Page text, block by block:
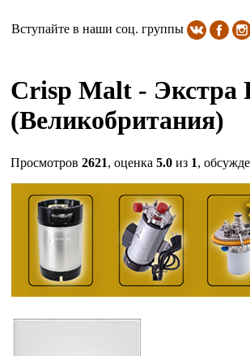
Вступайте в наши соц. группы
Crisp Malt - Экстра
(Великобритания)
Просмотров 2621, оценка 5.0 из 1,